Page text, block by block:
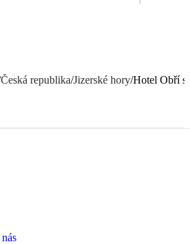
Česká republika/Jizerské hory/Hotel Obří